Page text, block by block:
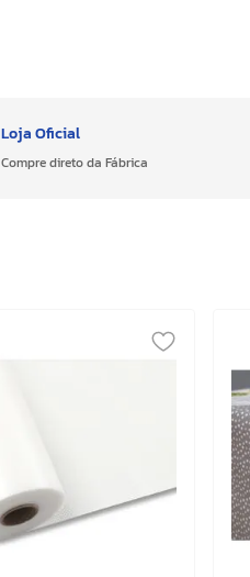
Loja Oficial
Compre direto da Fábrica